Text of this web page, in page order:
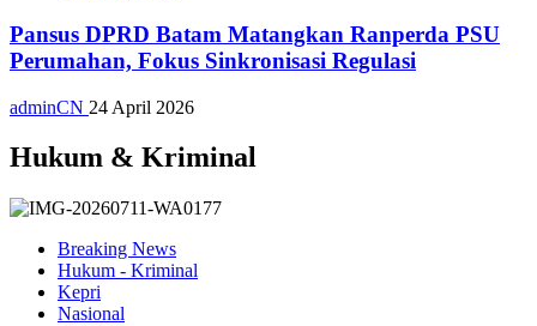
Pansus DPRD Batam Matangkan Ranperda PSU
Perumahan, Fokus Sinkronisasi Regulasi
adminCN 24 April 2026
Hukum & Kriminal
Breaking News
Hukum - Kriminal
Kepri
Nasional